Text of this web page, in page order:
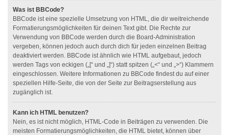
Was ist BBCode?
BBCode ist eine spezielle Umsetzung von HTML, die dir weitreichende
Formatierungsmöglichkeiten für deinen Text gibt. Die Rechte zur
Verwendung von BBCode werden durch die Board-Administration
vergeben, können jedoch auch durch dich für jeden einzelnen Beitrag
deaktiviert werden. BBCode ist ähnlich wie HTML aufgebaut, jedoch
werden Tags von eckigen („[“ und „]“) statt spitzen („<“ und „>“) Klammern
eingeschlossen. Weitere Informationen zu BBCode findest du auf einer
speziellen Hilfe-Seite, die von der Seite zur Beitragserstellung aus
zugänglich ist.
Kann ich HTML benutzen?
Nein, es ist nicht möglich, HTML-Code in Beiträgen zu verwenden. Die
meisten Formatierungsmöglichkeiten, die HTML bietet, können über